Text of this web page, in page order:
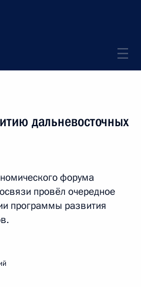
дальневосточных
форума
провёл очередное
программы развития